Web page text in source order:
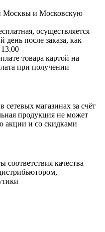
Москвы и Московскую
осуществляется
после заказа, как
товара картой на
при получении
магазинах за счёт
продукция не может
акции и со скидками
качества